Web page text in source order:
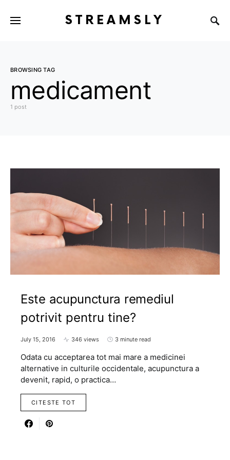
STREAMSLY
BROWSING TAG
medicament
1 post
Este acupunctura remediul
potrivit pentru tine?
July 15, 2016 346 views 3 minute read
Odata cu acceptarea tot mai mare a medicinei
alternative in culturile occidentale, acupunctura a
devenit, rapid, o practica…
CITESTE TOT